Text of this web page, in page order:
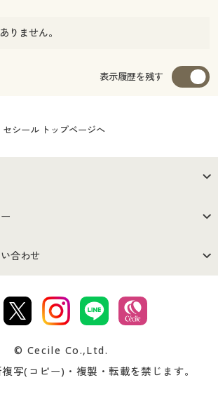
りません。
表示履歴を残す
セシール トップページへ
会社案内
ーン サイトマップ
合わせ
お支払は
忘れの場合
© Cecile Co.,Ltd.
写(コピー)・複製・転載を禁じます。